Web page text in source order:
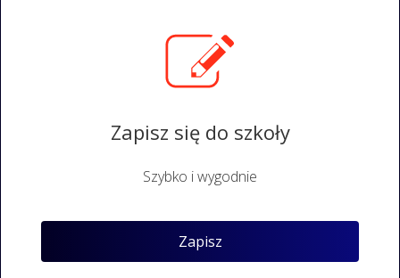
Zapisz się do szkoły
Szybko i wygodnie
Zapisz